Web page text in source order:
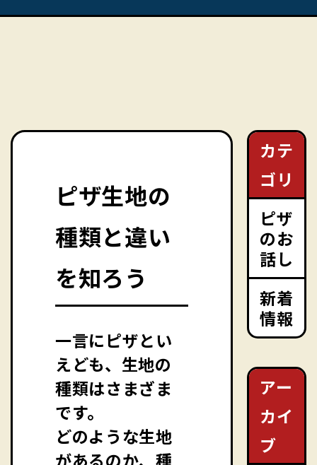
ピザ生地の
種類と違い
を知ろう
一言にピザとい
えども、生地の
種類はさまざま
です。
どのような生地
があるのか、種
カテ
ゴリ
ピザ
のお
話し
新着
情報
アー
カイ
ブ